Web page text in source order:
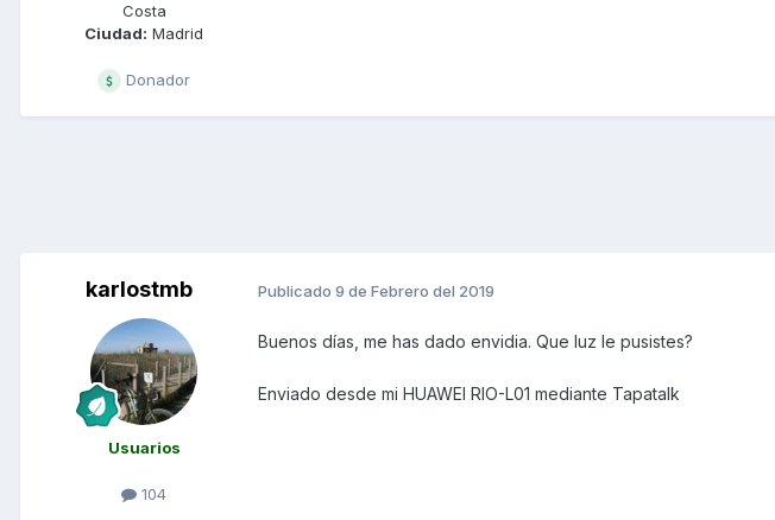
Costa
Ciudad: Madrid
Donador
karlostmb
Usuarios
104
Publicado 9 de Febrero del 2019
Buenos días, me has dado envidia. Que luz le pusistes?
Enviado desde mi HUAWEI RIO-L01 mediante Tapatalk